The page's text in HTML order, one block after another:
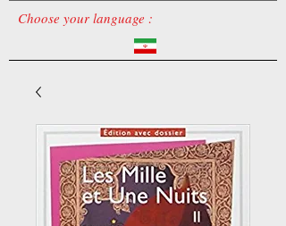
Choose your language :